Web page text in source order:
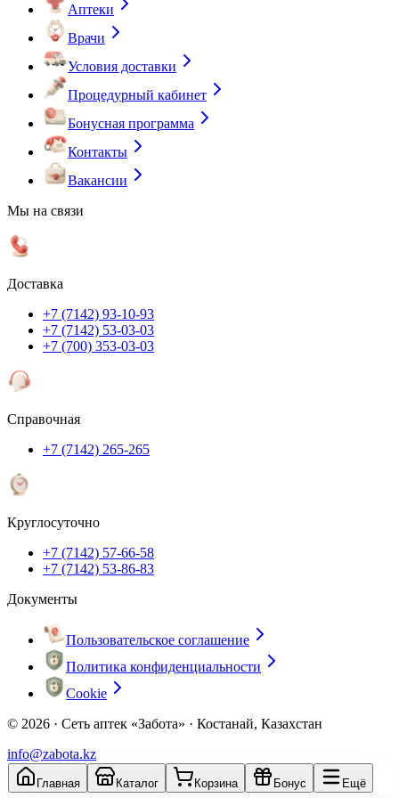
Аптеки
Врачи
Условия доставки
Процедурный кабинет
Бонусная программа
Контакты
Вакансии
Мы на связи
Доставка
+7 (7142) 93-10-93
+7 (7142) 53-03-03
+7 (700) 353-03-03
Справочная
+7 (7142) 265-265
Круглосуточно
+7 (7142) 57-66-58
+7 (7142) 53-86-83
Документы
Пользовательское соглашение
Политика конфиденциальности
Cookie
© 2026 · Сеть аптек «Забота» · Костанай, Казахстан
info@zabota.kz
Главная Каталог Корзина Бонус Ещё